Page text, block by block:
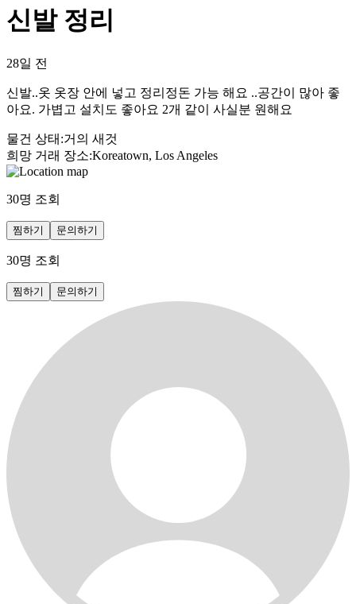
신발 정리
28일 전
신발..옷 옷장 안에 넣고 정리정돈 가능 해요 ..공간이 많아 좋
아요. 가볍고 설치도 좋아요 2개 같이 사실분 원해요
물건 상태 :거의 새것
희망 거래 장소:Koreatown, Los Angeles
30명 조회
찜하기 문의하기
30명 조회
찜하기 문의하기